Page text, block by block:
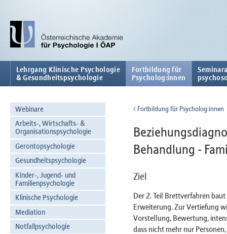
Lehrgang Klinische Psychologie
& Gesundheitspsychologie
Fortbildung für
Psycholog:innen
Webinare
Arbeits-, Wirtschafts- &
Organisationspsychologie
Gerontopsychologie
Gesundheitspsychologie
Kinder-, Jugend- und
Familienpsychologie
Klinische Psychologie
Mediation
Notfallpsychologie
Fortbildung für Psycholog:innen
Behandlung -
Ziel
Der 2. Teil Brettverfahren
Erweiterung. Zur Vertiefung
Vorstellung, Bewertung,
dass nicht mehr nur